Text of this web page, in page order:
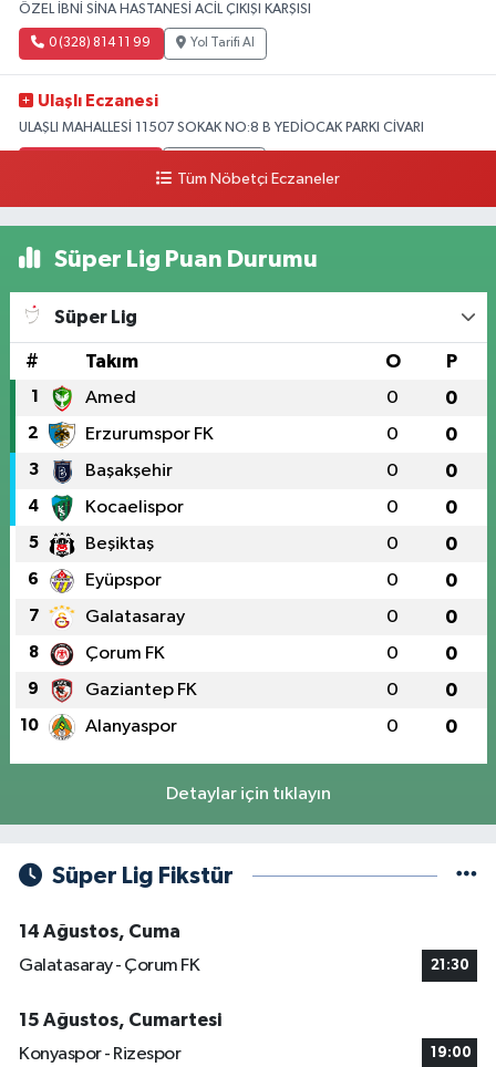
ÖZEL İBNİ SİNA HASTANESİ ACİL ÇIKIŞI KARŞISI
0 (328) 814 11 99 Yol Tarifi Al
Ulaşlı Eczanesi
ULAŞLI MAHALLESİ 11507 SOKAK NO:8 B YEDİOCAK PARKI CİVARI
Tüm Nöbetçi Eczaneler
Süper Lig Puan Durumu
Süper Lig
# Takım O P
1 Amed 0 0
2 Erzurumspor FK 0 0
3 Başakşehir 0 0
4 Kocaelispor 0 0
5 Beşiktaş 0 0
6 Eyüpspor 0 0
7 Galatasaray 0 0
8 Çorum FK 0 0
9 Gaziantep FK 0 0
10 Alanyaspor 0 0
Detaylar için tıklayın
Süper Lig Fikstür
14 Ağustos, Cuma
Galatasaray - Çorum FK
21:30
15 Ağustos, Cumartesi
Konyaspor - Rizespor
19:00